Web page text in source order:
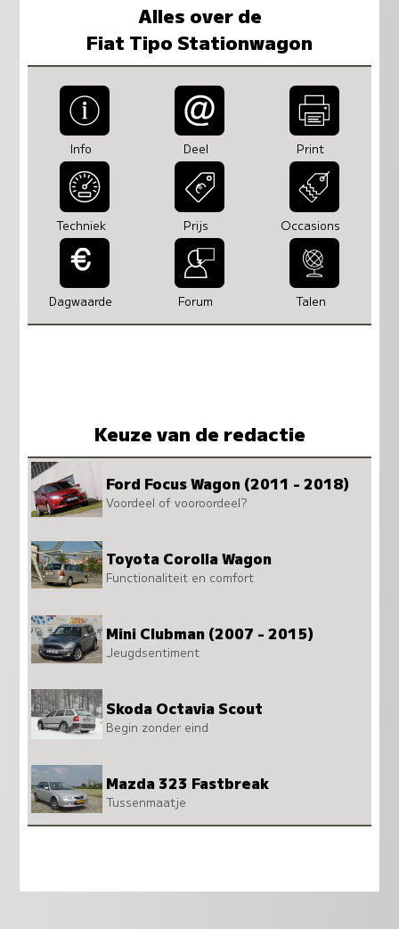
Alles over de
Fiat Tipo Stationwagon
Info Deel Print
Techniek Prijs Occasions
Dagwaarde Forum Talen
Keuze van de redactie
Ford Focus Wagon (2011 - 2018)
Voordeel of vooroordeel?
Toyota Corolla Wagon
Functionaliteit en comfort
Mini Clubman (2007 - 2015)
Jeugdsentiment
Skoda Octavia Scout
Begin zonder eind
Mazda 323 Fastbreak
Tussenmaatje